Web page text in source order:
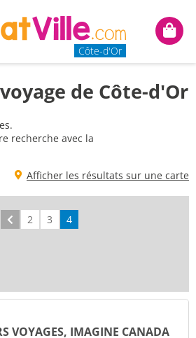
Côte-d'Or
Mon
de Côte-d'Or
recherche avec la
Afficher les résultats sur une carte
Précédent
2 3 4
VOYAGES, IMAGINE CANADA